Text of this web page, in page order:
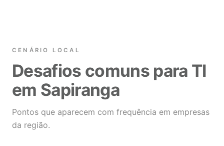
CENÁRIO LOCAL
Desafios comuns para TI
em Sapiranga
Pontos que aparecem com frequência em empresas
da região.